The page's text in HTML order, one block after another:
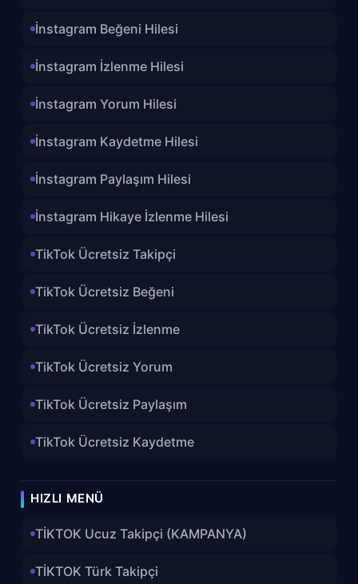
İnstagram Beğeni Hilesi
İnstagram İzlenme Hilesi
İnstagram Yorum Hilesi
İnstagram Kaydetme Hilesi
İnstagram Paylaşım Hilesi
İnstagram Hikaye İzlenme Hilesi
TikTok Ücretsiz Takipçi
TikTok Ücretsiz Beğeni
TikTok Ücretsiz İzlenme
TikTok Ücretsiz Yorum
TikTok Ücretsiz Paylaşım
TikTok Ücretsiz Kaydetme
HIZLI MENÜ
TİKTOK Ucuz Takipçi (KAMPANYA)
TİKTOK Türk Takipçi